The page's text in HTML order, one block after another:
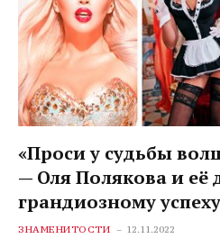
«Проси у судьбы
— Оля Полякова и её
грандиозному успеху
ЗНАМЕНИТОСТИ 12.11.2022